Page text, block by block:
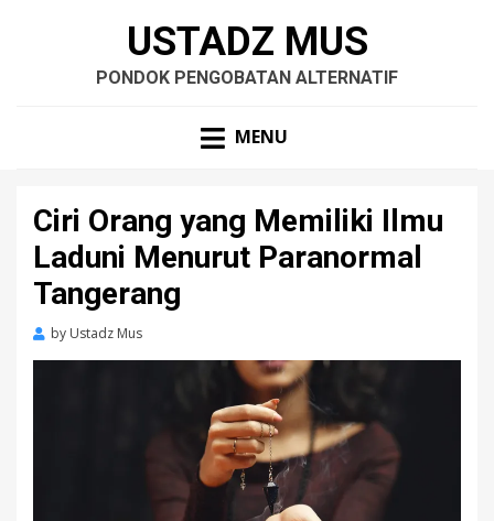
USTADZ MUS
PONDOK PENGOBATAN ALTERNATIF
MENU
Ciri Orang yang Memiliki Ilmu
Laduni Menurut Paranormal
Tangerang
by Ustadz Mus